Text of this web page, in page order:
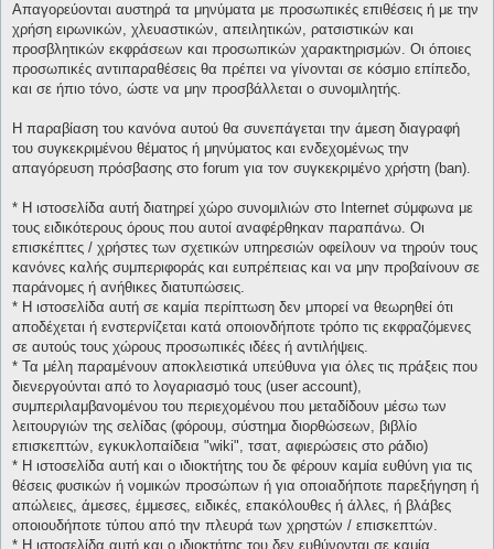
Απαγορεύονται αυστηρά τα μηνύματα με προσωπικές επιθέσεις ή με την
χρήση ειρωνικών, χλευαστικών, απειλητικών, ρατσιστικών και
προσβλητικών εκφράσεων και προσωπικών χαρακτηρισμών. Οι όποιες
προσωπικές αντιπαραθέσεις θα πρέπει να γίνονται σε κόσμιο επίπεδο,
και σε ήπιο τόνο, ώστε να μην προσβάλλεται ο συνομιλητής.
Η παραβίαση του κανόνα αυτού θα συνεπάγεται την άμεση διαγραφή
του συγκεκριμένου θέματος ή μηνύματος και ενδεχομένως την
απαγόρευση πρόσβασης στο forum για τον συγκεκριμένο χρήστη (ban).
* H ιστοσελίδα αυτή διατηρεί χώρο συνομιλιών στο Internet σύμφωνα με
τους ειδικότερους όρους που αυτοί αναφέρθηκαν παραπάνω. Οι
επισκέπτες / χρήστες των σχετικών υπηρεσιών οφείλουν να τηρούν τους
κανόνες καλής συμπεριφοράς και ευπρέπειας και να μην προβαίνουν σε
παράνομες ή ανήθικες διατυπώσεις.
* H ιστοσελίδα αυτή σε καμία περίπτωση δεν μπορεί να θεωρηθεί ότι
αποδέχεται ή ενστερνίζεται κατά οποιονδήποτε τρόπο τις εκφραζόμενες
σε αυτούς τους χώρους προσωπικές ιδέες ή αντιλήψεις.
* Τα μέλη παραμένουν αποκλειστικά υπεύθυνα για όλες τις πράξεις που
διενεργούνται από το λογαριασμό τους (user account),
συμπεριλαμβανομένου του περιεχομένου που μεταδίδουν μέσω των
λειτουργιών της σελίδας (φόρουμ, σύστημα διορθώσεων, βιβλίο
επισκεπτών, εγκυκλοπαίδεια "wiki", τσατ, αφιερώσεις στο ράδιο)
* H ιστοσελίδα αυτή και ο ιδιοκτήτης του δε φέρουν καμία ευθύνη για τις
θέσεις φυσικών ή νομικών προσώπων ή για οποιαδήποτε παρεξήγηση ή
απώλειες, άμεσες, έμμεσες, ειδικές, επακόλουθες ή άλλες, ή βλάβες
οποιουδήποτε τύπου από την πλευρά των χρηστών / επισκεπτών.
* H ιστοσελίδα αυτή και ο ιδιοκτήτης του δεν ευθύνονται σε καμία